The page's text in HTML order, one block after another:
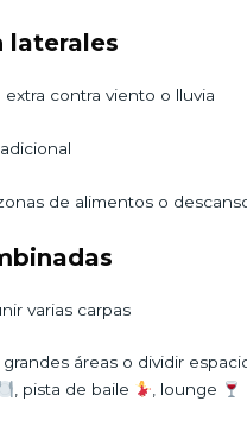
laterales
contra viento o lluvia
de alimentos o
varias carpas
áreas o dividir
, pista de baile , lounge